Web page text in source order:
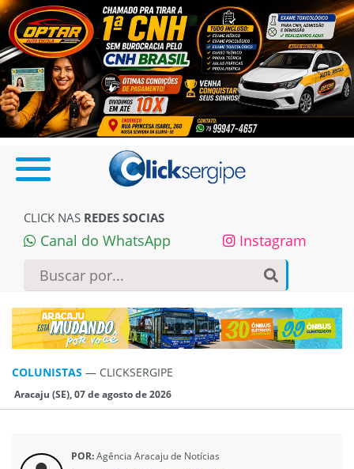
CLICK NAS REDES SOCIAS
Canal do WhatsApp Instagram
COLUNISTAS — CLICKSERGIPE
Aracaju (SE), 07 de agosto de 2026
POR:Agência Aracaju de Notícias